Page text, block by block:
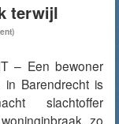
terwijl
– Een bewoner
Barendrecht is
slachtoffer
zo